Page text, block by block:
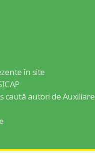
în site
caută autori de Auxiliare